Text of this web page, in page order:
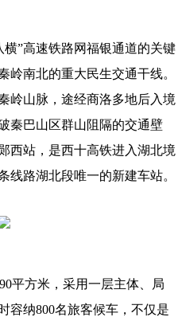
横”高速铁路网福银通道的关键
岭南北的重大民生交通干线。
岭山脉，途经商洛多地后入境
秦巴山区群山阻隔的交通壁
西站，是西十高铁进入湖北境
线路湖北段唯一的新建车站。
平方米，采用一层主体、局
容纳800名旅客候车，不仅是